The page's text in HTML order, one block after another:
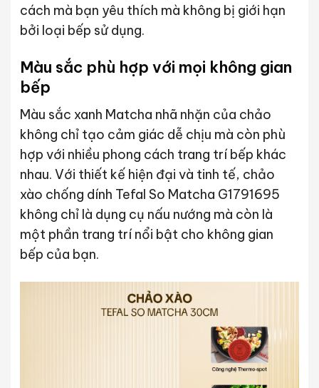
cách mà bạn yêu thích mà không bị giới hạn
bởi loại bếp sử dụng.
Màu sắc phù hợp với mọi không gian
bếp
Màu sắc xanh Matcha nhã nhặn của chảo
không chỉ tạo cảm giác dễ chịu mà còn phù
hợp với nhiều phong cách trang trí bếp khác
nhau. Với thiết kế hiện đại và tinh tế, chảo
xào chống dính Tefal So Matcha G1791695
không chỉ là dụng cụ nấu nướng mà còn là
một phần trang trí nổi bật cho không gian
bếp của bạn.